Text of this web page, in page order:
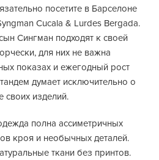
посетите в Барселоне
Cucala & Lurdes Bergada.
Сингман подходят к своей
для них не важна
показах и ежегодный рост
думает исключительно о
своих изделий.
полна ассиметричных
кроя и необычных деталей.
ткани без принтов.